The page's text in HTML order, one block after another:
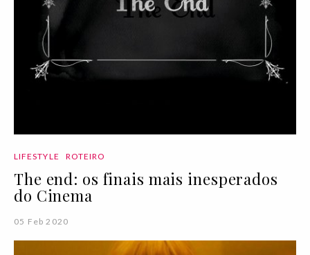
LIFESTYLE ROTEIRO
The end: os finais mais inesperados
do Cinema
05 Feb 2020